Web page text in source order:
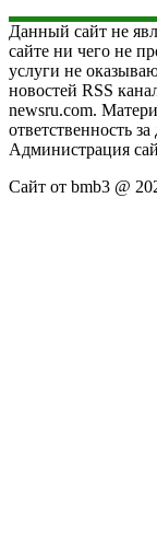
Данный сайт не
сайте ни чего не
услуги не
новостей RSS
newsru.com.
ответственность
Администрация
Сайт от bmb3 @